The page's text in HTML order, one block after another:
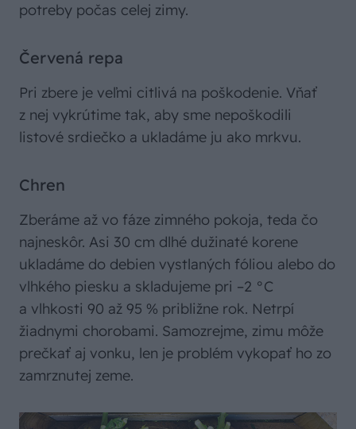
potreby počas celej zimy.
Červená repa
Pri zbere je veľmi citlivá na poškodenie. Vňať
z nej vykrútime tak, aby sme nepoškodili
listové srdiečko a ukladáme ju ako mrkvu.
Chren
Zberáme až vo fáze zimného pokoja, teda čo
najneskôr. Asi 30 cm dlhé dužinaté korene
ukladáme do debien vystlaných fóliou alebo do
vlhkého piesku a skladujeme pri –2 °C
a vlhkosti 90 až 95 % približne rok. Netrpí
žiadnymi chorobami. Samozrejme, zimu môže
prečkať aj vonku, len je problém vykopať ho zo
zamrznutej zeme.